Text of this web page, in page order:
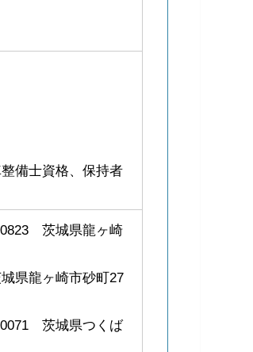
備士資格、保持者
0823 茨城県龍ヶ崎
県龍ヶ崎市砂町27
0071 茨城県つくば